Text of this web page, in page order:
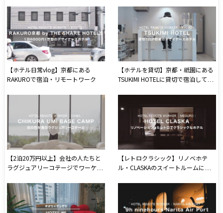
【ホテル日常vlog】京都にある
RAKUROで宿泊・リモートワーク
【ホテルを貸切】京都・祇園にある
TSUKIMI HOTELに貸切で宿泊してき
【2泊20万円以上】会社の人たちと
ラグジュアリーコテージでワーケー
【レトロクラシック】リノベホテ
ル・CLASKAのスイートルームに宿